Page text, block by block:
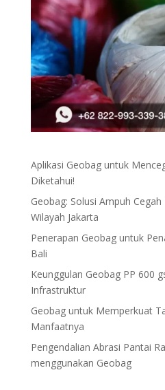
Aplikasi Geobag untuk
Diketahui!
Geobag: Solusi Ampuh
Wilayah Jakarta
Penerapan Geobag untuk
Bali
Keunggulan Geobag PP 600
Infrastruktur
Geobag untuk Memperkuat
Manfaatnya
Pengendalian Abrasi Pantai
menggunakan Geobag